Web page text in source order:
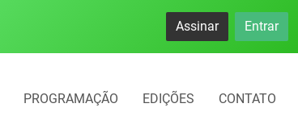
Assinar Entrar
PROGRAMAÇÃO EDIÇÕES CONTATO